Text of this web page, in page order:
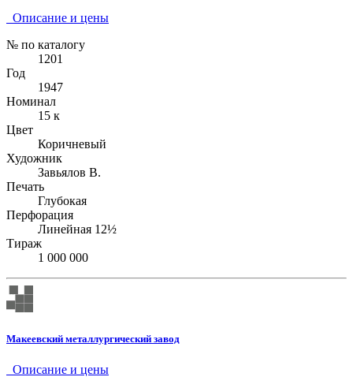
Описание и цены
№ по каталогу
1201
Год
1947
Номинал
15 к
Цвет
Коричневый
Художник
Завьялов В.
Печать
Глубокая
Перфорация
Линейная 12½
Тираж
1 000 000
Макеевский металлургический завод
Описание и цены